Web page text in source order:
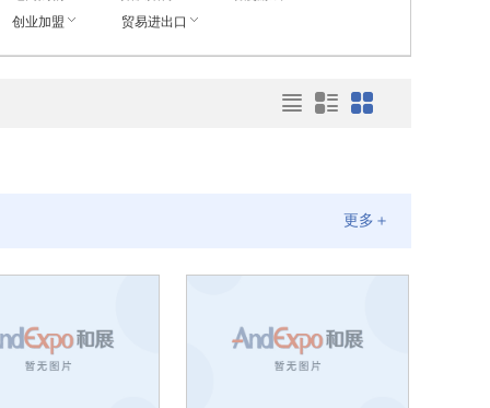
创业加盟 贸易进出口
更多＋